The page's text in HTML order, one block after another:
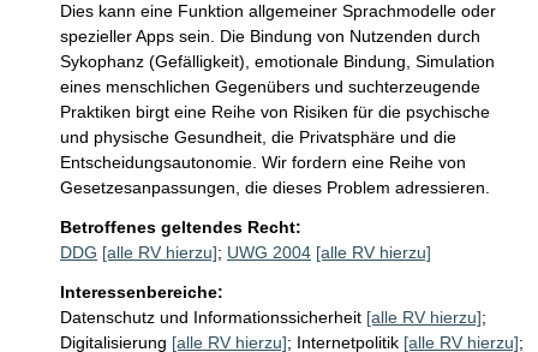
Dies kann eine Funktion allgemeiner Sprachmodelle oder
spezieller Apps sein. Die Bindung von Nutzenden durch
Sykophanz (Gefälligkeit), emotionale Bindung, Simulation
eines menschlichen Gegenübers und suchterzeugende
Praktiken birgt eine Reihe von Risiken für die psychische
und physische Gesundheit, die Privatsphäre und die
Entscheidungsautonomie. Wir fordern eine Reihe von
Gesetzesanpassungen, die dieses Problem adressieren.
Betroffenes geltendes Recht:
DDG [alle RV hierzu]; UWG 2004 [alle RV hierzu]
Interessenbereiche:
Datenschutz und Informationssicherheit [alle RV hierzu];
Digitalisierung [alle RV hierzu]; Internetpolitik [alle RV hierzu];